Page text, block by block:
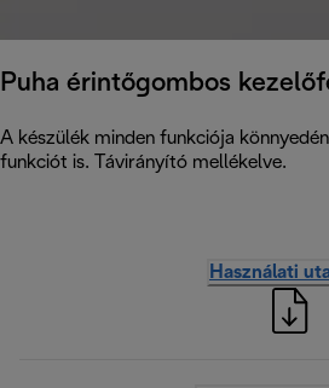
Puha érintőgombos
A készülék minden funkciója
funkciót is. Távirányító mellékelve.
Használati